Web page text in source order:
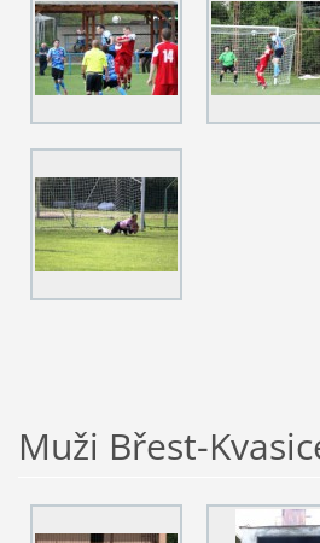
Muži Břest-